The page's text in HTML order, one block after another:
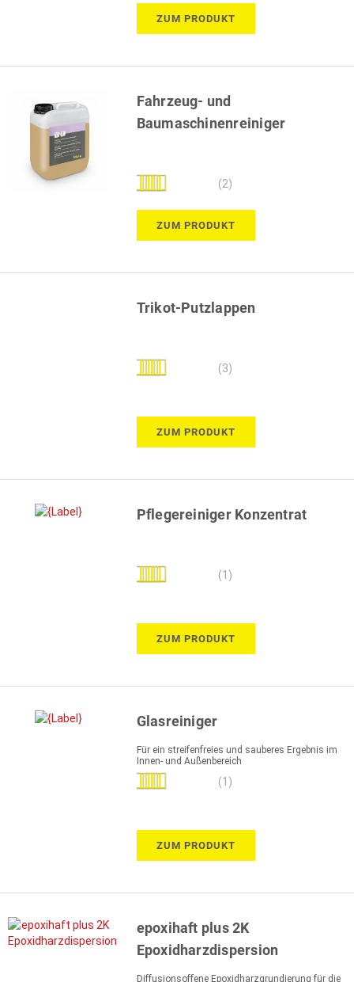
ZUM PRODUKT
Fahrzeug- und
Baumaschinenreiniger
Bewertung: (2)
ZUM PRODUKT
Trikot-Putzlappen
Bewertung: (3)
ZUM PRODUKT
Pflegereiniger Konzentrat
Bewertung: (1)
ZUM PRODUKT
Glasreiniger
Für ein streifenfreies und sauberes Ergebnis im
Innen- und Außenbereich
Bewertung:
(1)
ZUM PRODUKT
epoxihaft plus 2K
Epoxidharzdispersion
Diffusionsoffene Epoxidharzgrundierung für die